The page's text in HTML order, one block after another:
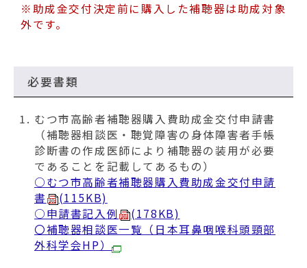
※助成金交付決定前に購入した補聴器は助成対象
外です。
必要書類
むつ市高齢者補聴器購入費助成金交付申請書
（補聴器相談医・聴覚障害の身体障害者手帳
診断書の作成医師により補聴器の装用が必要
であることを記載してあるもの）
○むつ市高齢者補聴器購入費助成金交付申請
書
(115KB)
○申請書記入例
(178KB)
〇補聴器相談医一覧（日本耳鼻咽喉科頭頸部
外科学会HP）